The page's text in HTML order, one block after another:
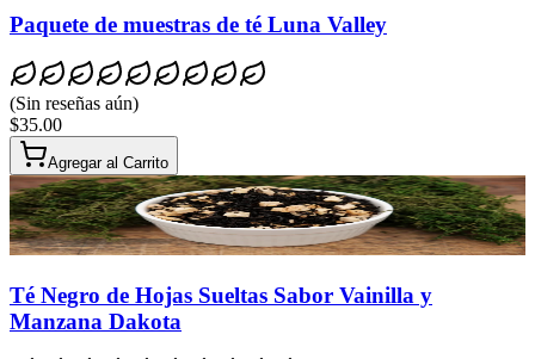
Paquete de muestras de té Luna Valley
(Sin reseñas aún)
$35.00
Agregar al Carrito
Té Negro de Hojas Sueltas Sabor Vainilla y
Manzana Dakota